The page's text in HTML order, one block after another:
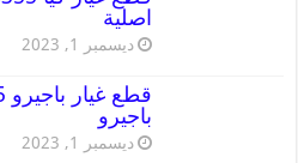
اصلية
ديسمبر 1, 2023
باجيرو
ديسمبر 1, 2023